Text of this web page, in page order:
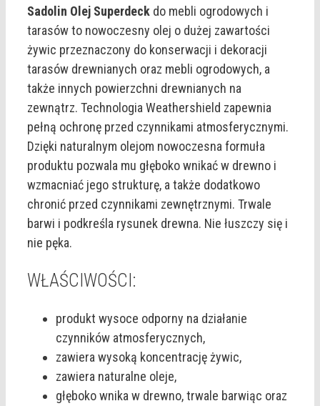
Sadolin Olej Superdeck do mebli ogrodowych i
tarasów to nowoczesny olej o dużej zawartości
żywic przeznaczony do konserwacji i dekoracji
tarasów drewnianych oraz mebli ogrodowych, a
także innych powierzchni drewnianych na
zewnątrz. Technologia Weathershield zapewnia
pełną ochronę przed czynnikami atmosferycznymi.
Dzięki naturalnym olejom nowoczesna formuła
produktu pozwala mu głęboko wnikać w drewno i
wzmacniać jego strukturę, a także dodatkowo
chronić przed czynnikami zewnętrznymi. Trwale
barwi i podkreśla rysunek drewna. Nie łuszczy się i
nie pęka.
WŁAŚCIWOŚCI:
produkt wysoce odporny na działanie
czynników atmosferycznych,
zawiera wysoką koncentrację żywic,
zawiera naturalne oleje,
głęboko wnika w drewno, trwale barwiąc oraz